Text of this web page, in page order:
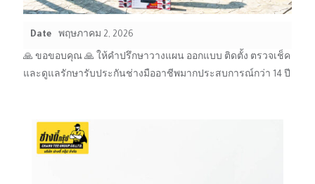
Date พฤษภาคม 2, 2026
🙏 ขอขอบคุณ 🙏 ให้คำปรึกษาวางแผน ออกแบบ ติดตั้ง ตรวจเช็ค
และดูแลรักษารับประกันช่างมืออาชีพมากประสบการณ์กว่า 14 ปี